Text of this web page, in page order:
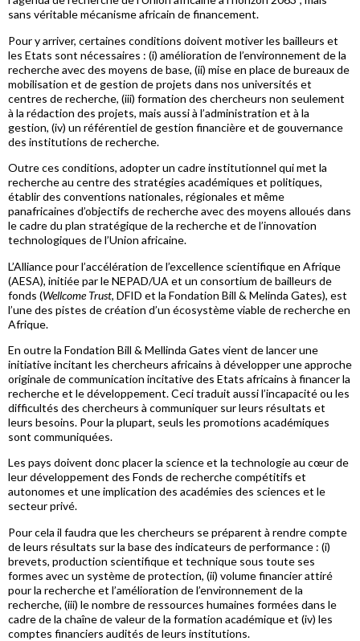
sans véritable mécanisme africain de financement.
Pour y arriver, certaines conditions doivent motiver les bailleurs et
les Etats sont nécessaires : (i) amélioration de l’environnement de la
recherche avec des moyens de base, (ii) mise en place de bureaux de
mobilisation et de gestion de projets dans nos universités et
centres de recherche, (iii) formation des chercheurs non seulement
à la rédaction des projets, mais aussi à l’administration et à la
gestion, (iv) un référentiel de gestion financière et de gouvernance
des institutions de recherche.
Outre ces conditions, adopter un cadre institutionnel qui met la
recherche au centre des stratégies académiques et politiques,
établir des conventions nationales, régionales et même
panafricaines d’objectifs de recherche avec des moyens alloués dans
le cadre du plan stratégique de la recherche et de l’innovation
technologiques de l’Union africaine.
L’Alliance pour l’accélération de l’excellence scientifique en Afrique
(AESA), initiée par le NEPAD/UA et un consortium de bailleurs de
fonds (Wellcome Trust, DFID et la Fondation Bill & Melinda Gates), est
l’une des pistes de création d’un écosystème viable de recherche en
Afrique.
En outre la Fondation Bill & Mellinda Gates vient de lancer une
initiative incitant les chercheurs africains à développer une approche
originale de communication incitative des Etats africains à financer la
recherche et le développement. Ceci traduit aussi l’incapacité ou les
difficultés des chercheurs à communiquer sur leurs résultats et
leurs besoins. Pour la plupart, seuls les promotions académiques
sont communiquées.
Les pays doivent donc placer la science et la technologie au cœur de
leur développement des Fonds de recherche compétitifs et
autonomes et une implication des académies des sciences et le
secteur privé.
Pour cela il faudra que les chercheurs se préparent à rendre compte
de leurs résultats sur la base des indicateurs de performance : (i)
brevets, production scientifique et technique sous toute ses
formes avec un système de protection, (ii) volume financier attiré
pour la recherche et l’amélioration de l’environnement de la
recherche, (iii) le nombre de ressources humaines formées dans le
cadre de la chaîne de valeur de la formation académique et (iv) les
comptes financiers audités de leurs institutions.